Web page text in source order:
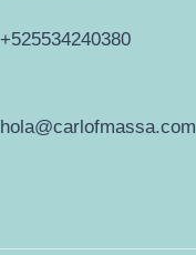
+525534240380
hola@carlofmassa.com